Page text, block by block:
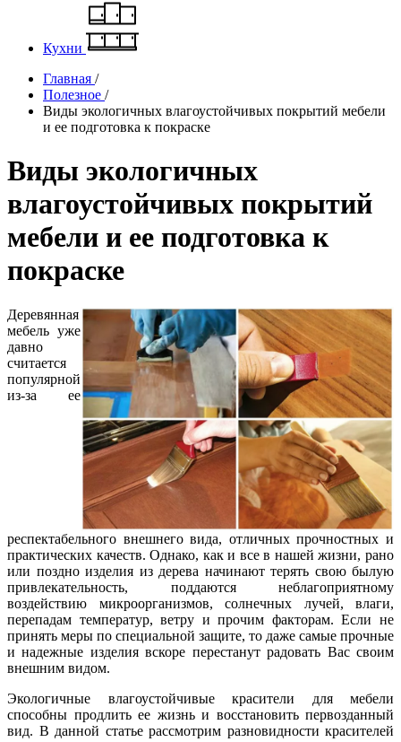
Кухни
Главная /
Полезное /
Виды экологичных влагоустойчивых покрытий мебели
и ее подготовка к покраске
Виды экологичных
влагоустойчивых покрытий
мебели и ее подготовка к
покраске
Деревянная
мебель уже
давно
считается
популярной
из-за ее
респектабельного внешнего вида, отличных прочностных и
практических качеств. Однако, как и все в нашей жизни, рано
или поздно изделия из дерева начинают терять свою былую
привлекательность, поддаются неблагоприятному
воздействию микроорганизмов, солнечных лучей, влаги,
перепадам температур, ветру и прочим факторам. Если не
принять меры по специальной защите, то даже самые прочные
и надежные изделия вскоре перестанут радовать Вас своим
внешним видом.
Экологичные влагоустойчивые красители для мебели
способны продлить ее жизнь и восстановить первозданный
вид. В данной статье рассмотрим разновидности красителей